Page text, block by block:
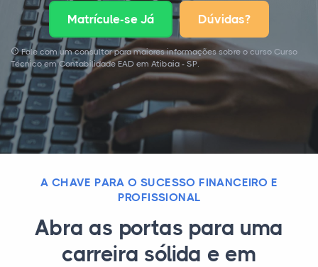
Matrícule-se Já Dúvidas?
Fale com um consultor para maiores informações sobre o curso Curso
Técnico em Contabilidade EAD em Atibaia - SP.
A CHAVE PARA O SUCESSO FINANCEIRO E
PROFISSIONAL
Abra as portas para uma
carreira sólida e em